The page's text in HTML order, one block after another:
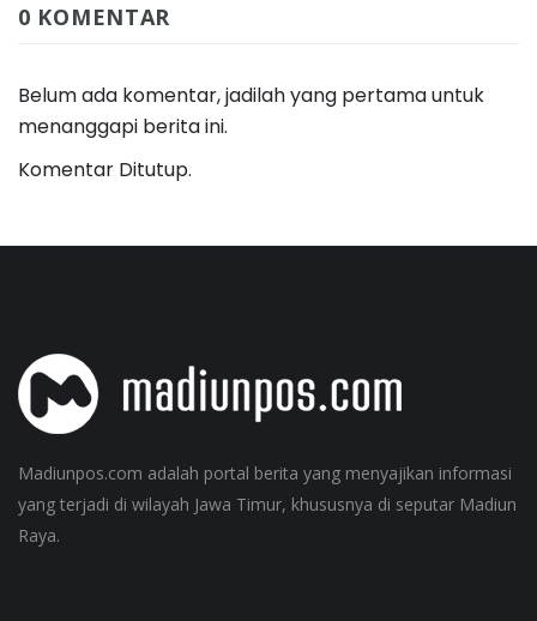
0 KOMENTAR
Belum ada komentar, jadilah yang pertama untuk
menanggapi berita ini.
Komentar Ditutup.
Madiunpos.com adalah portal berita yang menyajikan informasi
yang terjadi di wilayah Jawa Timur, khususnya di seputar Madiun
Raya.